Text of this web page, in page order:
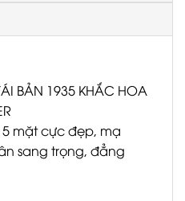
BẢN 1935 KHẮC HOA
mặt cực đẹp, mạ
sang trọng, đẳng